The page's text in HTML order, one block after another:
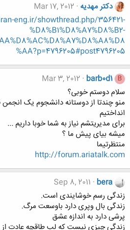
دکتر مهدیه Mar 17, 2012
eng.ir/showthread.php/356421-
%D8%B1%D8%A7%D8%B2-
%AA?p=4796205#post4796205
B
barb0d1
Mar 3, 2012
سلام دوستم خوبی؟
منو چندتا از دوستانه دانشجوم یک
انداختیم
برای مدیریتشم نیاز به شما خوبا داریم ...
میشه بیای پیش ما ؟
منتظرتیما
http://forum.ariatalk.com
bera
Sep 8, 2011
زندگی رسم خوشایندی است.
زندگی بال وپری دارد باوسعت مرگ.
پرشی دارد به اندازه عشق
زندگی چیزی نیست که لب طاقچه عادت از